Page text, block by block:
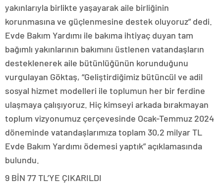
yakınlarıyla birlikte yaşayarak aile birliğinin
korunmasına ve güçlenmesine destek oluyoruz” dedi.
Evde Bakım Yardımı ile bakıma ihtiyaç duyan tam
bağımlı yakınlarının bakımını üstlenen vatandaşların
desteklenerek aile bütünlüğünün korunduğunu
vurgulayan Göktaş, “Geliştirdiğimiz bütüncül ve adil
sosyal hizmet modelleri ile toplumun her bir ferdine
ulaşmaya çalışıyoruz. Hiç kimseyi arkada bırakmayan
toplum vizyonumuz çerçevesinde Ocak-Temmuz 2024
döneminde vatandaşlarımıza toplam 30,2 milyar TL
Evde Bakım Yardımı ödemesi yaptık” açıklamasında
bulundu.
9 BİN 77 TL’YE ÇIKARILDI